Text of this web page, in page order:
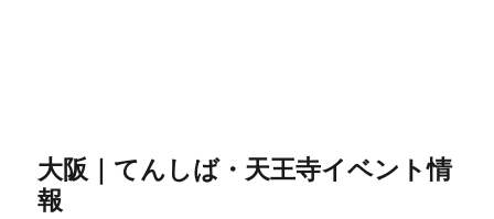
大阪｜てんしば・天王寺イベント情
報